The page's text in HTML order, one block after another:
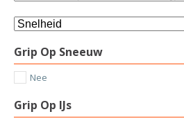
Grip Op Sneeuw
Nee
Grip Op IJs